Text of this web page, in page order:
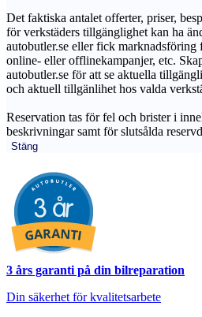
Det faktiska antalet offerter, priser,
för verkstäders tillgänglighet kan ha
autobutler.se eller fick marknadsföring
online- eller offlinekampanjer, etc.
autobutler.se för att se aktuella
och aktuell tillgänlihet hos valda
Reservation tas för fel och brister i
beskrivningar samt för slutsålda
Stäng
3 års garanti på din bilreparation
Din säkerhet för kvalitetsarbete